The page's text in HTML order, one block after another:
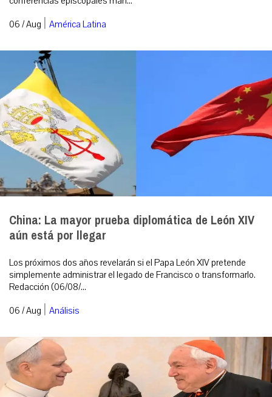
06 / Aug | América Latina
China: La mayor prueba diplomática de León XIV
aún está por llegar
Los próximos dos años revelarán si el Papa León XIV pretende
simplemente administrar el legado de Francisco o transformarlo.
Redacción (06/08/...
06 / Aug | Análisis